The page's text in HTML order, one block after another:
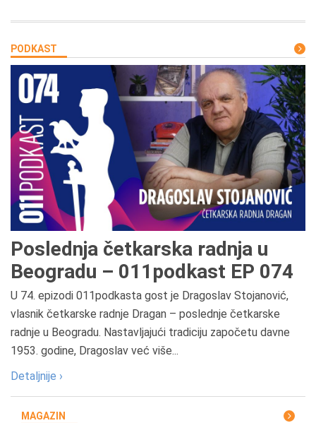
PODKAST
Poslednja četkarska radnja u
Beogradu – 011podkast EP 074
U 74. epizodi 011podkasta gost je Dragoslav Stojanović,
vlasnik četkarske radnje Dragan – poslednje četkarske
radnje u Beogradu. Nastavljajući tradiciju započetu davne
1953. godine, Dragoslav već više...
Detaljnije ›
MAGAZIN